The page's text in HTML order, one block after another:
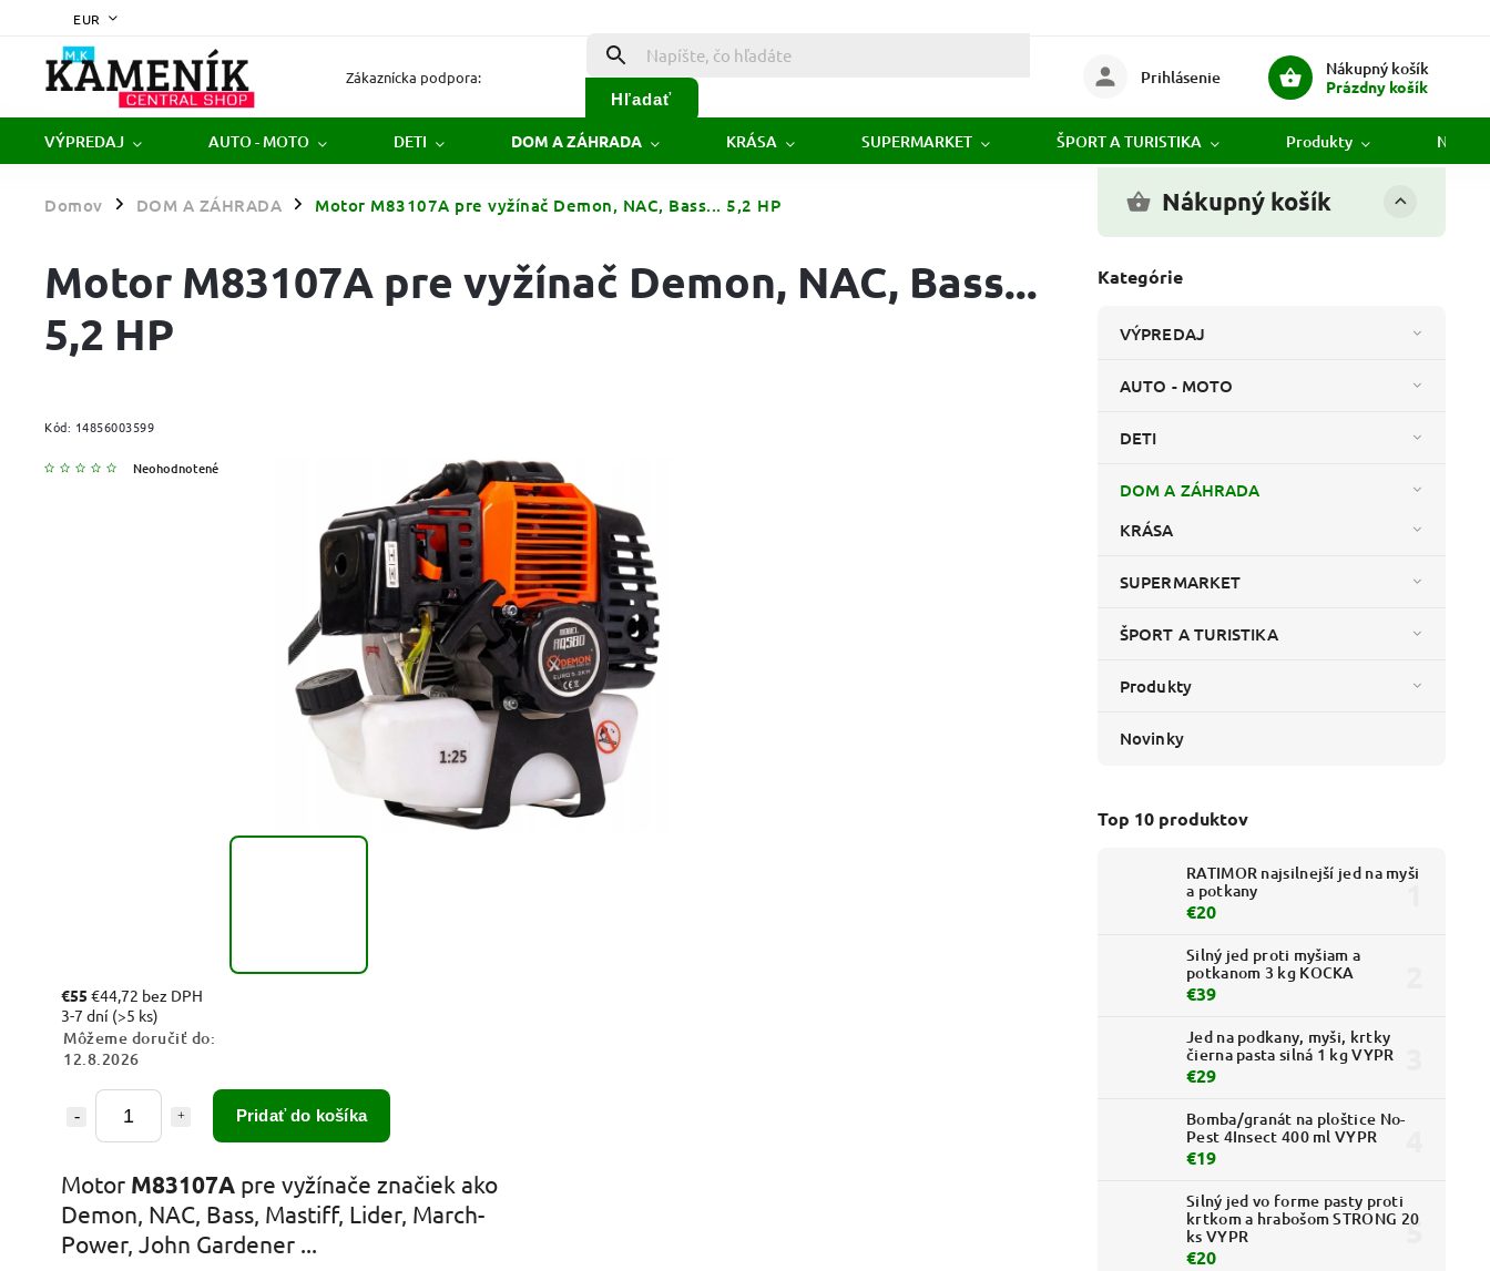
EUR
Zákaznícka podpora:
Hľadať
Nákupný košík
Prázdny košík
Prihlásenie
VÝPREDAJ AUTO - MOTO DETI DOM A ZÁHRADA KRÁSA SUPERMARKET ŠPORT A TURISTIKA Produkty
Domov / DOM A ZÁHRADA / Motor M83107A pre vyžínač Demon, NAC, Bass... 5,2 HP Nákupný košík
Kategórie
VÝPREDAJ
AUTO - MOTO
DETI
DOM A ZÁHRADA
KRÁSA
SUPERMARKET
ŠPORT A TURISTIKA
Produkty
Novinky
Top 10 produktov
RATIMOR najsilnejší jed na myši
a potkany
€20
Silný jed proti myšiam a
potkanom 3 kg KOCKA
€39
Jed na podkany, myši, krtky
čierna pasta silná 1 kg VYPR
€29
Bomba/granát na ploštice No-
Pest 4Insect 400 ml VYPR
€19
Silný jed vo forme pasty proti
krtkom a hrabošom STRONG 20
ks VYPR
€20
Motor M83107A pre vyžínač Demon, NAC, Bass...
5,2 HP
Kód: 14856003599
Neohodnotené
€55 €44,72 bez DPH
3-7 dní (>5 ks)
Môžeme doručiť do:
12.8.2026
Pridať do košíka
Motor M83107A pre vyžínače značiek ako
Demon, NAC, Bass, Mastiff, Lider, March-
Power, John Gardener ...